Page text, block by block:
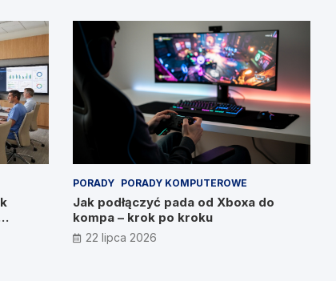
PORADY PORADY KOMPUTEROWE
Jak podłączyć pada od Xboxa do
kompa – krok po kroku
22 lipca 2026